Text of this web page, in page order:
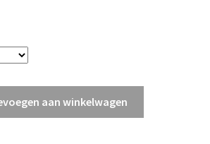
aan winkelwagen